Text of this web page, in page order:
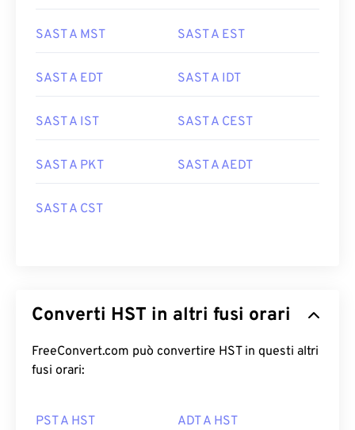
SAST A MST SAST A EST
SAST A EDT SAST A IDT
SAST A IST SAST A CEST
SAST A PKT SAST A AEDT
SAST A CST
Converti HST in altri fusi orari
FreeConvert.com può convertire HST in questi altri
fusi orari:
PST A HST ADT A HST